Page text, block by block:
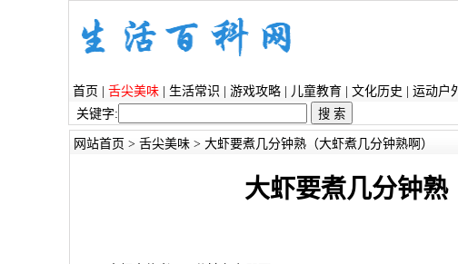
首页 舌尖美味| 生活常识 游戏攻略| 儿童教育| 文化历史 运动户
关键字:
网站首页 > 舌尖美味> 大虾要煮几分钟熟（大虾煮几分钟熟啊）
大虾要煮几分钟熟